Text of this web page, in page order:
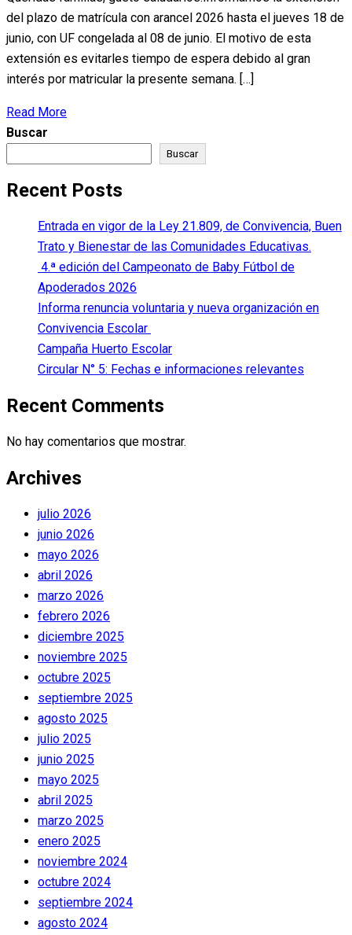
del plazo de matrícula con arancel 2026 hasta el jueves 18 de
junio, con UF congelada al 08 de junio. El motivo de esta
extensión es evitarles tiempo de espera debido al gran
interés por matricular la presente semana. […]
Read More
Buscar
Buscar
Recent Posts
Entrada en vigor de la Ley 21.809, de Convivencia, Buen
Trato y Bienestar de las Comunidades Educativas.
4.ª edición del Campeonato de Baby Fútbol de
Apoderados 2026
Informa renuncia voluntaria y nueva organización en
Convivencia Escolar
Campaña Huerto Escolar
Circular N° 5: Fechas e informaciones relevantes
Recent Comments
No hay comentarios que mostrar.
Archives
julio 2026
junio 2026
mayo 2026
abril 2026
marzo 2026
febrero 2026
diciembre 2025
noviembre 2025
octubre 2025
septiembre 2025
agosto 2025
julio 2025
junio 2025
mayo 2025
abril 2025
marzo 2025
enero 2025
noviembre 2024
octubre 2024
septiembre 2024
agosto 2024